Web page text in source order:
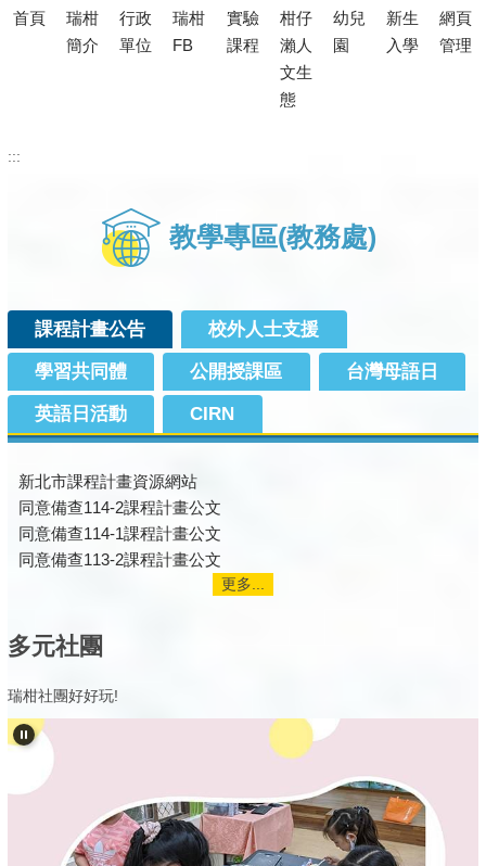
首頁
瑞柑
簡介
行政
單位
瑞柑
FB
實驗
課程
柑仔
瀨人
文生
態
幼兒
園
新生
入學
網頁
管理
:::
教學專區(教務處)
課程計畫公告 校外人士支援
學習共同體 公開授課區 台灣母語日
英語日活動 CIRN
新北市課程計畫資源網站
同意備查114-2課程計畫公文
同意備查114-1課程計畫公文
同意備查113-2課程計畫公文
更多...
多元社團
瑞柑社團好好玩!